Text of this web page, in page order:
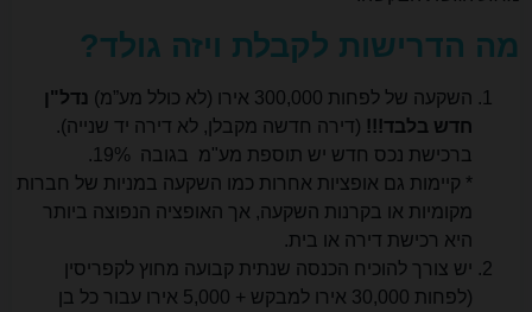
מה הדרישות לקבלת ויזה גולד?
השקעה של לפחות 300,000 אירו (לא כולל מע”מ)
נדל"ן
חדש בלבד!!!(דירה חדשה מקבלן, לא דירה יד שנייה).
ברכישת נכס חדש יש תוספת מע"מ בגובה 19%.
* קיימות גם אופציות אחרות כמו השקעה במניות של חברות
מקומיות או בקרנות השקעה, אך האופציה הנפוצה ביותר
היא רכישת דירה או בית.
יש צורך להוכיח הכנסה שנתית קבועה מחוץ לקפריסין
(לפחות 30,000 אירו למבקש + 5,000 אירו עבור כל בן